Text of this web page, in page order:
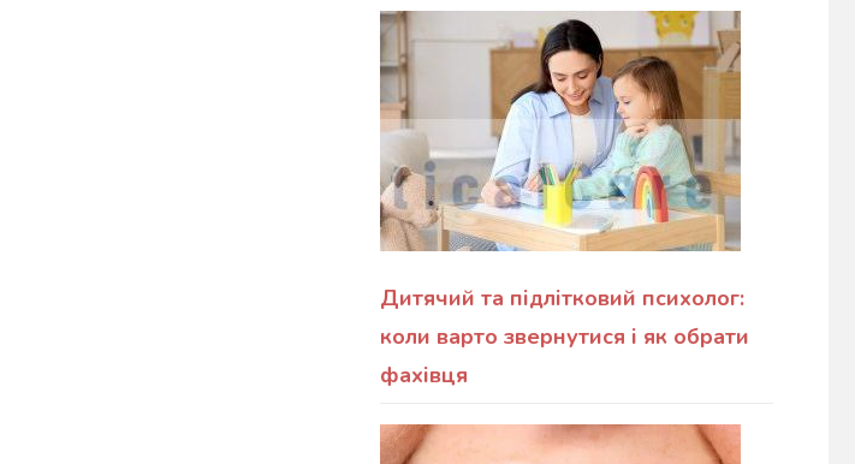
Дитячий та підлітковий психолог:
коли варто звернутися і як обрати
фахівця